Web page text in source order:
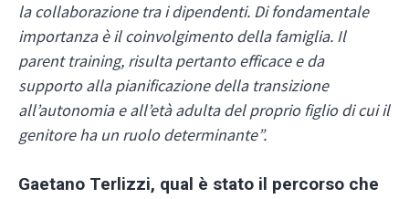
la collaborazione tra i dipendenti. Di fondamentale
importanza è il coinvolgimento della famiglia. Il
parent training, risulta pertanto efficace e da
supporto alla pianificazione della transizione
all’autonomia e all’età adulta del proprio figlio di cui il
genitore ha un ruolo determinante”.
Gaetano Terlizzi, qual è stato il percorso che